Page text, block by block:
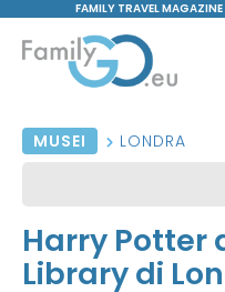
FAMILY TRAVEL MAGAZINE |
MUSEI LONDRA
Harry Potter
Library di